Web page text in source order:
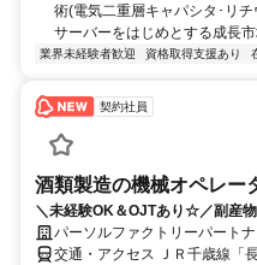
術(電気二重層キャパシタ･リ
サーバーをはじめとする成長
業界未経験者歓迎 資格取得支援あり
契約社員
酒類製造の機械オペレー
＼未経験OK＆OJTあり☆／副産
パーソルファクトリーパート
交通・アクセス ＪＲ千歳線「